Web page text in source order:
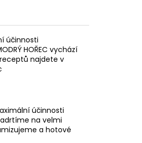
účinnosti
HOŘEC vychází
najdete v
účinnosti
na velmi
a hotové